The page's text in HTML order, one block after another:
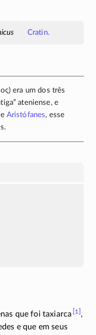
Cratin.
) era um dos três
ateniense, e
e Aristófanes, esse
que foi taxiarca [1] ,
e que em seus